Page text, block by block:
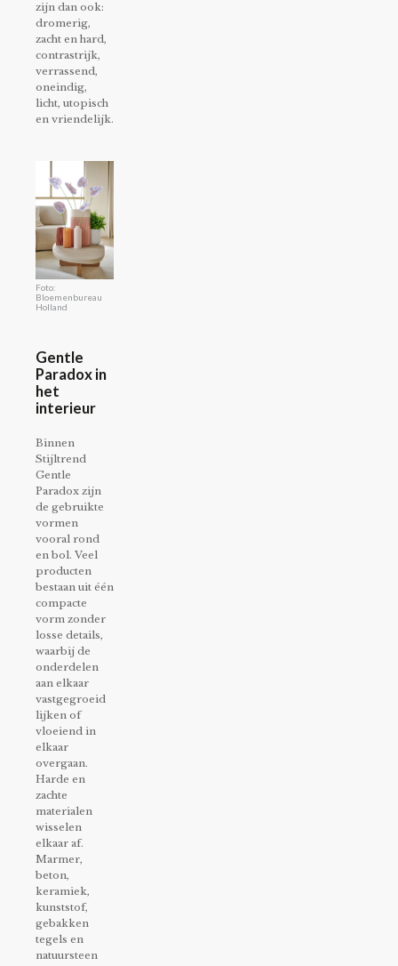
zijn dan ook:
dromerig,
zacht en hard,
contrastrijk,
verrassend,
oneindig,
licht, utopisch
en vriendelijk.
Foto:
Bloemenbureau
Holland
Gentle
Paradox in
het
interieur
Binnen
Stijltrend
Gentle
Paradox zijn
de gebruikte
vormen
vooral rond
en bol. Veel
producten
bestaan uit één
compacte
vorm zonder
losse details,
waarbij de
onderdelen
aan elkaar
vastgegroeid
lijken of
vloeiend in
elkaar
overgaan.
Harde en
zachte
materialen
wisselen
elkaar af.
Marmer,
beton,
keramiek,
kunststof,
gebakken
tegels en
natuursteen